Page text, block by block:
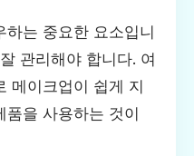
하는 중요한 요소입니
관리해야 합니다. 여
메이크업이 쉽게 지
품을 사용하는 것이